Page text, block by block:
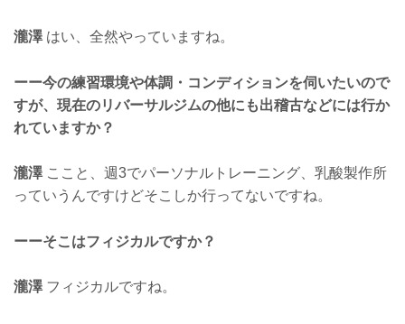
瀧澤はい、全然やっていますね。
ーー今の練習環境や体調・コンディションを伺いたいので
すが、現在のリバーサルジムの他にも出稽古などには行か
れていますか？
瀧澤ここと、週3でパーソナルトレーニング、乳酸製作所
っていうんですけどそこしか行ってないですね。
ーーそこはフィジカルですか？
瀧澤フィジカルですね。